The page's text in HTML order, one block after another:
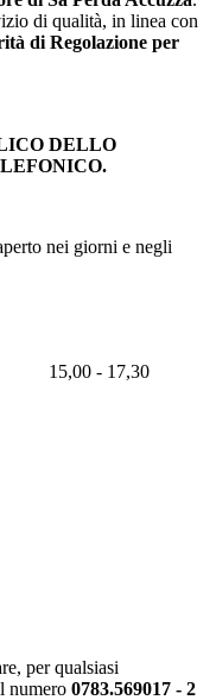
di qualità, in linea con
di Regolazione per
DELLO
nei giorni e negli
15,00 - 17,30
per qualsiasi
numero 0783.569017 - 2